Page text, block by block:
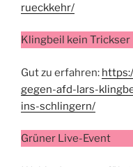
rueckkehr/
Klingbeil kein Trickser
Gut zu erfahren:
gegen-afd-lars-
ins-schlingern/
Grüner Live-Event